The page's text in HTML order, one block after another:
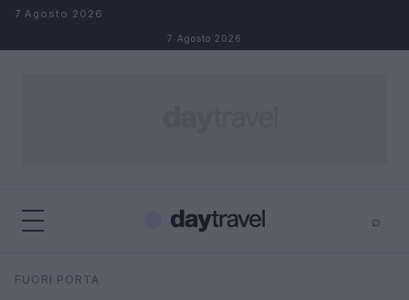
Salta al contenuto
7 Agosto 2026
7 Agosto 2026
⌕
Cerca
FUORI PORTA